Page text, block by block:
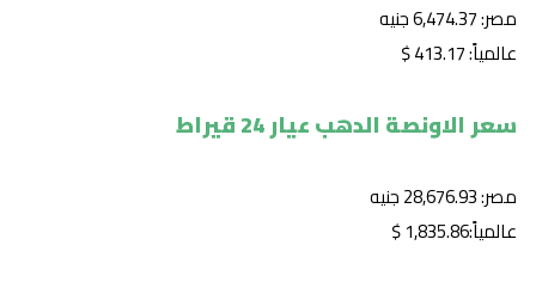
مصر: 6,474.37 جنيه
عالمياً: 413.17 $
سعر الاونصة الدهب عيار 24 قيراط
مصر: 28,676.93 جنيه
عالمياً:1,835.86 $